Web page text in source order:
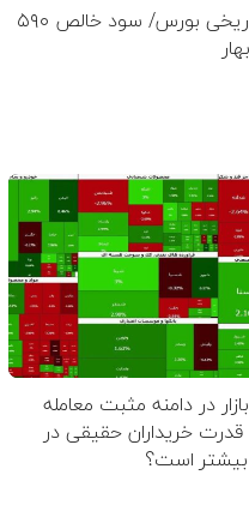
ارزندگی تاریخی بورس/ سود خالص ۵۹۰
بازار در دامنه مثبت معامله
خریداران حقیقی در
بیشتر است؟